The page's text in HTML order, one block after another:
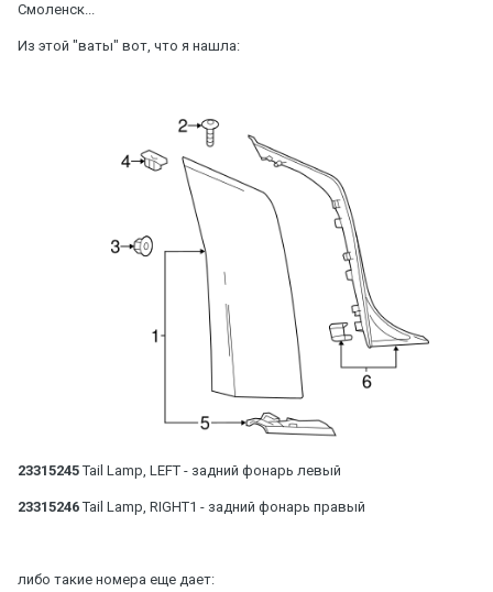
Смоленск...
Из этой "ваты" вот, что я нашла:
23315245Tail Lamp, LEFT - задний фонарь левый
23315246Tail Lamp, RIGHT1 - задний фонарь правый
либо такие номера еще дает: